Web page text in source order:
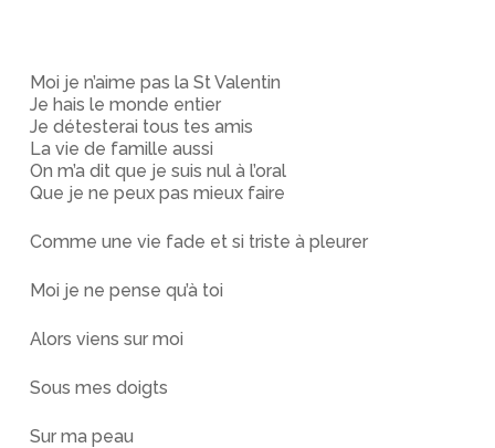
Moi je n’aime pas la St Valentin
Je hais le monde entier
Je détesterai tous tes amis
La vie de famille aussi
On m’a dit que je suis nul à l’oral
Que je ne peux pas mieux faire
Comme une vie fade et si triste à pleurer
Moi je ne pense qu’à toi
Alors viens sur moi
Sous mes doigts
Sur ma peau